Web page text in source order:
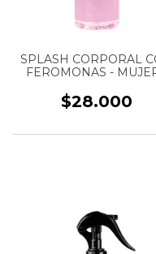
SPLASH CORPORAL
FEROMONAS -
MARCA SEN INTIMO -
ML
$28.000